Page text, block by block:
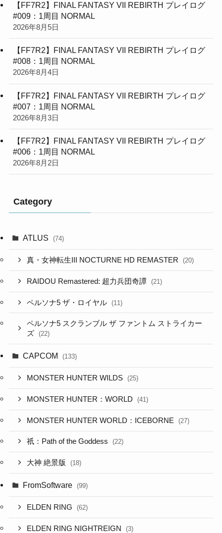
【FF7R2】FINAL FANTASY VII REBIRTH プレイログ
#009：1周目 NORMAL
2026年8月5日
【FF7R2】FINAL FANTASY VII REBIRTH プレイログ
#008：1周目 NORMAL
2026年8月4日
【FF7R2】FINAL FANTASY VII REBIRTH プレイログ
#007：1周目 NORMAL
2026年8月3日
【FF7R2】FINAL FANTASY VII REBIRTH プレイログ
#006：1周目 NORMAL
2026年8月2日
Category
ATLUS (74)
真・女神転生III NOCTURNE HD REMASTER (20)
RAIDOU Remastered: 超力兵団奇譚 (21)
ペルソナ5 ザ・ロイヤル (11)
ペルソナ5 スクランブル ザ ファントム ストライカー
ズ
(22)
CAPCOM (133)
MONSTER HUNTER WILDS (25)
MONSTER HUNTER：WORLD (41)
MONSTER HUNTER WORLD：ICEBORNE (27)
祇：Path of the Goddess (22)
大神 絶景版 (18)
FromSoftware (99)
ELDEN RING (62)
ELDEN RING NIGHTREIGN (3)